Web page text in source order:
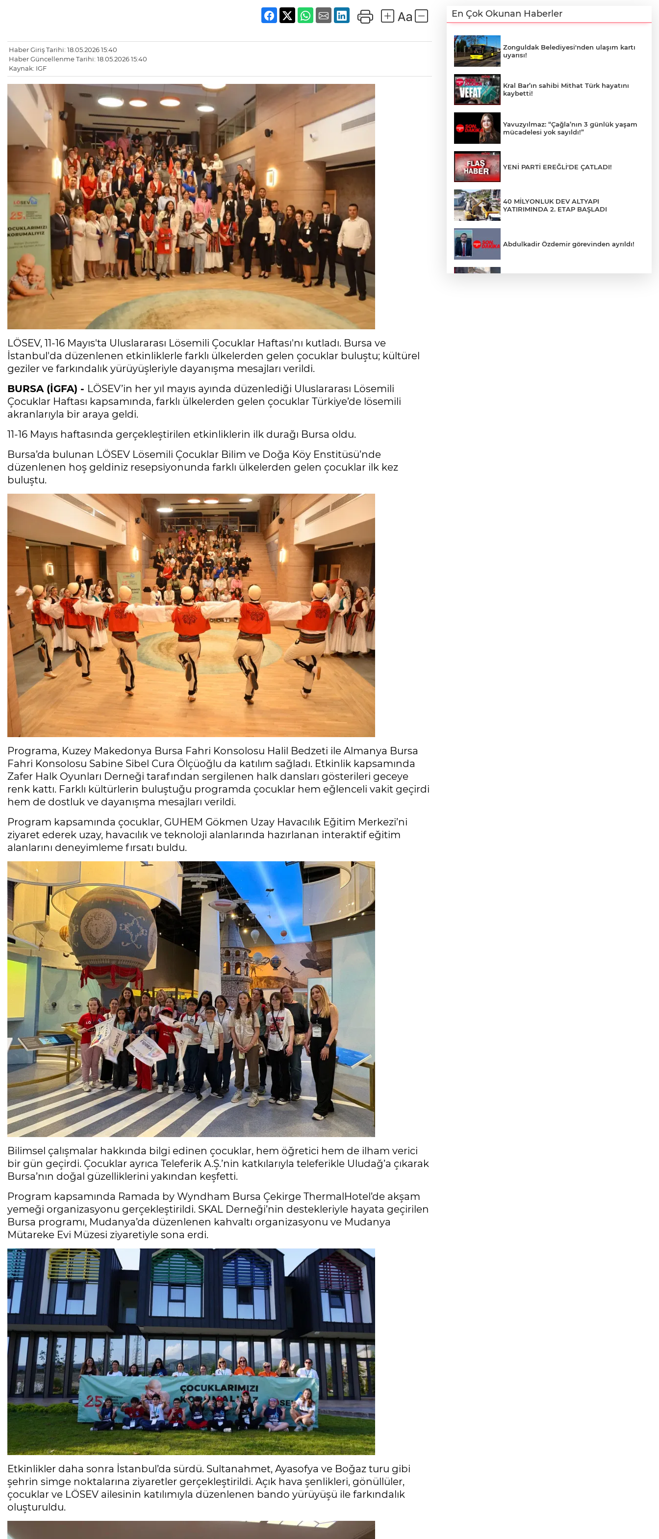
Haber Giriş Tarihi: 18.05.2026 15:40
Haber Güncellenme Tarihi: 18.05.2026 15:40
Kaynak: IGF
LÖSEV, 11-16 Mayıs'ta Uluslararası Lösemili Çocuklar Haftası'nı kutladı. Bursa ve
İstanbul'da düzenlenen etkinliklerle farklı ülkelerden gelen çocuklar buluştu; kültürel
geziler ve farkındalık yürüyüşleriyle dayanışma mesajları verildi.
BURSA (İGFA) - LÖSEV’in her yıl mayıs ayında düzenlediği Uluslararası Lösemili
Çocuklar Haftası kapsamında, farklı ülkelerden gelen çocuklar Türkiye’de lösemili
akranlarıyla bir araya geldi.
11-16 Mayıs haftasında gerçekleştirilen etkinliklerin ilk durağı Bursa oldu.
Bursa’da bulunan LÖSEV Lösemili Çocuklar Bilim ve Doğa Köy Enstitüsü’nde
düzenlenen hoş geldiniz resepsiyonunda farklı ülkelerden gelen çocuklar ilk kez
buluştu.
Programa, Kuzey Makedonya Bursa Fahri Konsolosu Halil Bedzeti ile Almanya Bursa
Fahri Konsolosu Sabine Sibel Cura Ölçüoğlu da katılım sağladı. Etkinlik kapsamında
Zafer Halk Oyunları Derneği tarafından sergilenen halk dansları gösterileri geceye
renk kattı. Farklı kültürlerin buluştuğu programda çocuklar hem eğlenceli vakit geçirdi
hem de dostluk ve dayanışma mesajları verildi.
Program kapsamında çocuklar, GUHEM Gökmen Uzay Havacılık Eğitim Merkezi’ni
ziyaret ederek uzay, havacılık ve teknoloji alanlarında hazırlanan interaktif eğitim
alanlarını deneyimleme fırsatı buldu.
Bilimsel çalışmalar hakkında bilgi edinen çocuklar, hem öğretici hem de ilham verici
bir gün geçirdi. Çocuklar ayrıca Teleferik A.Ş.’nin katkılarıyla teleferikle Uludağ’a çıkarak
Bursa’nın doğal güzelliklerini yakından keşfetti.
Program kapsamında Ramada by Wyndham Bursa Çekirge ThermalHotel’de akşam
yemeği organizasyonu gerçekleştirildi. SKAL Derneği’nin destekleriyle hayata geçirilen
Bursa programı, Mudanya’da düzenlenen kahvaltı organizasyonu ve Mudanya
Mütareke Evi Müzesi ziyaretiyle sona erdi.
Etkinlikler daha sonra İstanbul’da sürdü. Sultanahmet, Ayasofya ve Boğaz turu gibi
şehrin simge noktalarına ziyaretler gerçekleştirildi. Açık hava şenlikleri, gönüllüler,
çocuklar ve LÖSEV ailesinin katılımıyla düzenlenen bando yürüyüşü ile farkındalık
oluşturuldu.
En Çok Okunan Haberler
Zonguldak Belediyesi'nden ulaşım kartı
uyarısı!
Kral Bar’ın sahibi Mithat Türk hayatını
kaybetti!
Yavuzyılmaz: “Çağla’nın 3 günlük yaşam
mücadelesi yok sayıldı!”
YENİ PARTİ EREĞLİ'DE ÇATLADI!
40 MİLYONLUK DEV ALTYAPI
YATIRIMINDA 2. ETAP BAŞLADI
Abdulkadir Özdemir görevinden ayrıldı!